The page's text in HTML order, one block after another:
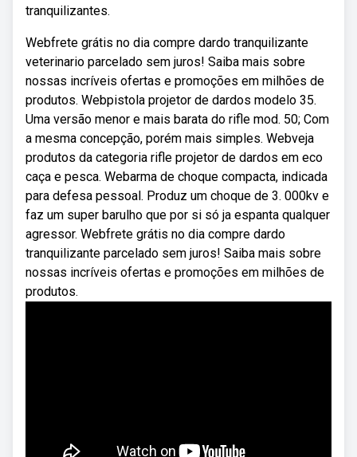
tranquilizantes.
Webfrete grátis no dia compre dardo tranquilizante
veterinario parcelado sem juros! Saiba mais sobre
nossas incríveis ofertas e promoções em milhões de
produtos. Webpistola projetor de dardos modelo 35.
Uma versão menor e mais barata do rifle mod. 50; Com
a mesma concepção, porém mais simples. Webveja
produtos da categoria rifle projetor de dardos em eco
caça e pesca. Webarma de choque compacta, indicada
para defesa pessoal. Produz um choque de 3. 000kv e
faz um super barulho que por si só ja espanta qualquer
agressor. Webfrete grátis no dia compre dardo
tranquilizante parcelado sem juros! Saiba mais sobre
nossas incríveis ofertas e promoções em milhões de
produtos.